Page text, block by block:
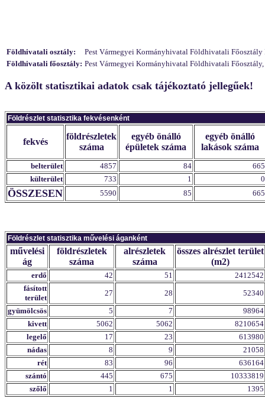
Földhivatali osztály:
Pest Vármegyei Kormányhivatal Földhivatali
Földhivatali főosztály: Pest Vármegyei Kormányhivatal Földhivatali
A közölt statisztikai adatok csak tájékoztató jellegűek!
Földrészlet statisztika fekvésenként
fekvés
földrészletek
száma
egyéb önálló
épületek száma
egyéb önálló
lakások száma
belterület 4857 84
665
külterület
733 1 0
ÖSSZESEN 5590 85 665
Földrészlet statisztika művelési áganként
művelési
ág
földrészletek
száma
alrészletek
száma
összes alrészlet terület
(m2)
erdő 42 51
2412542
fásított
terület
27 28
52340
gyümölcsös
5 7
98964
kivett
5062 5062
8210654
legelő
17 23
613980
nádas
8 9
21058
rét
83 96
636164
szántó
445 675
10333819
szőlő
1 1 1395